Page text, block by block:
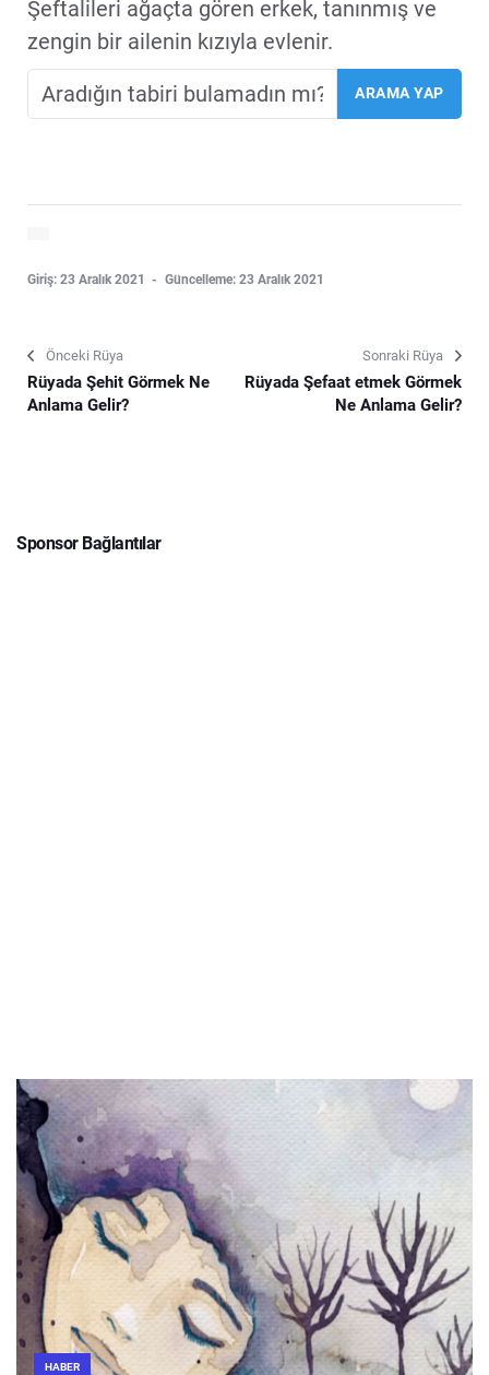
Şeftalileri ağaçta gören erkek, tanınmış ve
zengin bir ailenin kızıyla evlenir.
Giriş: 23 Aralık 2021 Güncelleme: 23 Aralık 2021
Önceki Rüya
Rüyada Şehit Görmek Ne
Anlama Gelir?
Sonraki Rüya
Rüyada Şefaat etmek Görmek
Ne Anlama Gelir?
Sponsor Bağlantılar
HABER